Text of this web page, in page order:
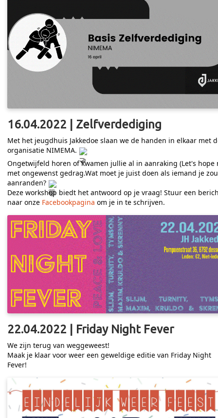
16.04.2022 | Zelfverdediging
Met het jeugdhuis Jakkedoe slaan we de handen in elkaar met
organisatie NIMEMA.
Ongetwijfeld horen of kwamen jullie al in aanraking (Let's hope
met ongewenst gedrag.Wat moet je juist doen als iemand je zou
aanranden?
Deze workshop biedt het antwoord op je vraag! Stuur een
naar onze Facebookpagina om je in te schrijven.
22.04.2022 | Friday Night Fever
We zijn terug van weggeweest!
Maak je klaar voor weer een geweldige editie van Friday Night
Fever!